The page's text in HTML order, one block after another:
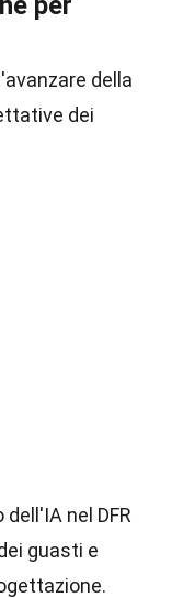
della
dei
dell'IA nel DFR
guasti e